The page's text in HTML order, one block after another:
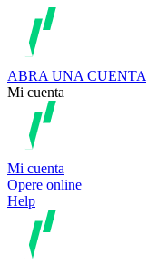
ABRA UNA CUENTA
Mi cuenta
Mi cuenta
Opere online
Help